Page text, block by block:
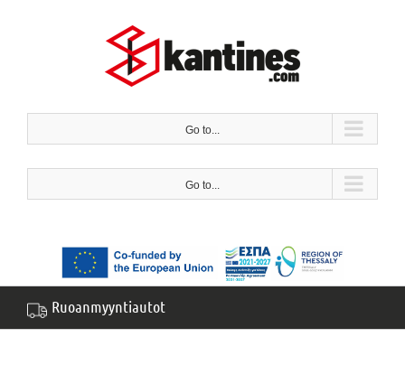
Go to...
Go to...
Ruoanmyyntiautot